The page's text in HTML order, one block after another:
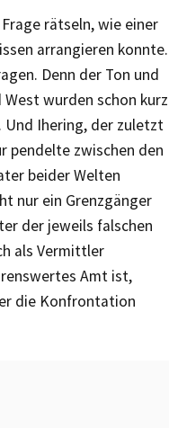
rätseln, wie einer
arrangieren konnte.
Denn der Ton und
wurden schon kurz
Und Ihering, der zuletzt
pendelte zwischen den
beider Welten
nur ein Grenzgänger
der jeweils falschen
als Vermittler
Amt ist,
die Konfrontation